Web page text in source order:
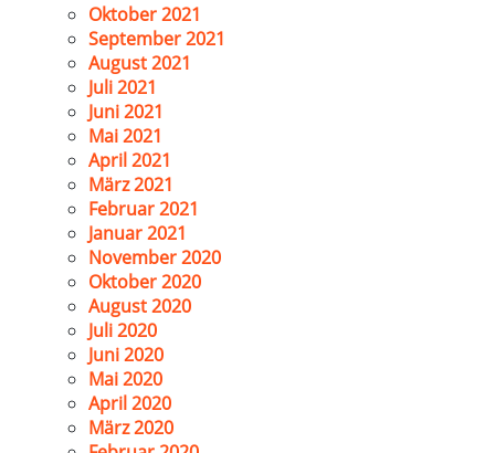
Oktober 2021
September 2021
August 2021
Juli 2021
Juni 2021
Mai 2021
April 2021
März 2021
Februar 2021
Januar 2021
November 2020
Oktober 2020
August 2020
Juli 2020
Juni 2020
Mai 2020
April 2020
März 2020